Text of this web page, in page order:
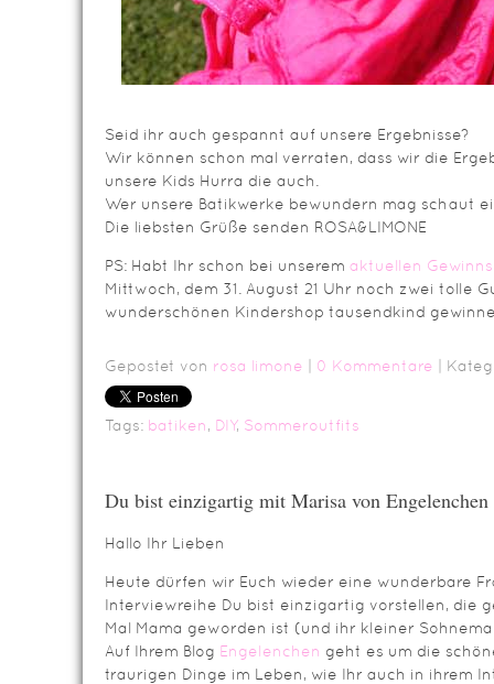
Seid ihr auch gespannt auf unsere Ergebnisse?
Wir können schon mal verraten, dass wir die
unsere Kids Hurra die auch.
Wer unsere Batikwerke bewundern mag schaut
Die liebsten Grüße senden ROSA&LIMONE
PS: Habt Ihr schon bei unserem aktuellen
Mittwoch, dem 31. August 21 Uhr noch zwei tolle
wunderschönen Kindershop tausendkind
Gepostet von rosa limone 0 Kommentare |
Tags: batiken, DIY, Sommeroutfits
Du bist einzigartig mit Marisa von Engelenchen
Hallo Ihr Lieben
Heute dürfen wir Euch wieder eine wunderbare
Interviewreihe Du bist einzigartig vorstellen, die
Mal Mama geworden ist (und ihr kleiner
Auf Ihrem Blog Engelenchen geht es um die
traurigen Dinge im Leben, wie Ihr auch in ihrem